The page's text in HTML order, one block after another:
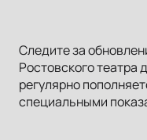
Следите за
Ростовского театра
регулярно
специальными